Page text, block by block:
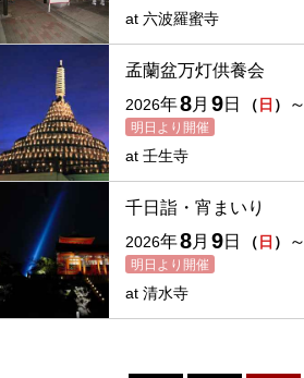
at 六波羅蜜寺
孟蘭盆万灯供養会
明日より開催
2026年8月 9日 （ 日 ） ～
at 壬生寺
千日詣・宵まいり
明日より開催
2026年8月 9日 （ 日 ） ～
at 清水寺